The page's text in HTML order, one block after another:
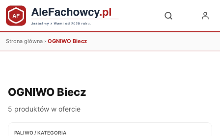
Strona główna › OGNIWO Biecz
OGNIWO Biecz
5 produktów w ofercie
PALIWO / KATEGORIA